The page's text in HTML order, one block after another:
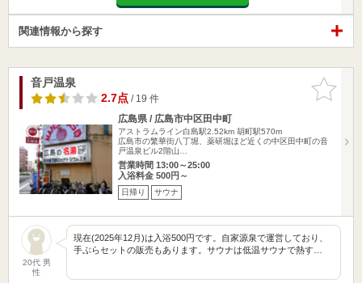
関連情報から探す
お気に入
りに追加
音戸温泉
2.7点/ 19 件
広島県 / 広島市中区田中町
アストラムライン白島駅2.52km 胡町駅570m
広島市の繁華街八丁堀、薬研堀ほど近くの中区田中町の音
戸温泉ビル2階山…
営業時間 13:00～25:00
入浴料金 500円～
日帰り サウナ
20代 男
性
現在(2025年12月)は入浴500円です。自家源泉で運営しており、
手ぶらセットの販売もあります。サウナは低温サウナで熱す…